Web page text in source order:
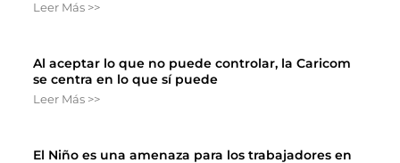
Leer Más >>
Al aceptar lo que no puede controlar, la Caricom
se centra en lo que sí puede
Leer Más >>
El Niño es una amenaza para los trabajadores en